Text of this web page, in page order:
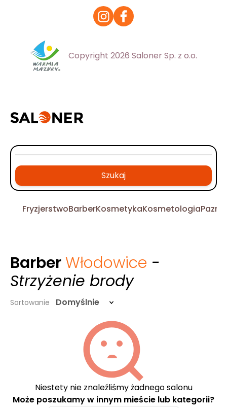
Copyright 2026 Saloner Sp. z o.o.
Szukaj
FryzjerstwoBarberKosmetykaKosmetologia
Barber Włodowice -
Strzyżenie brody
Sortowanie Domyślnie
Niestety nie znaleźliśmy żadnego salonu
Może poszukamy w innym mieście lub kategorii?